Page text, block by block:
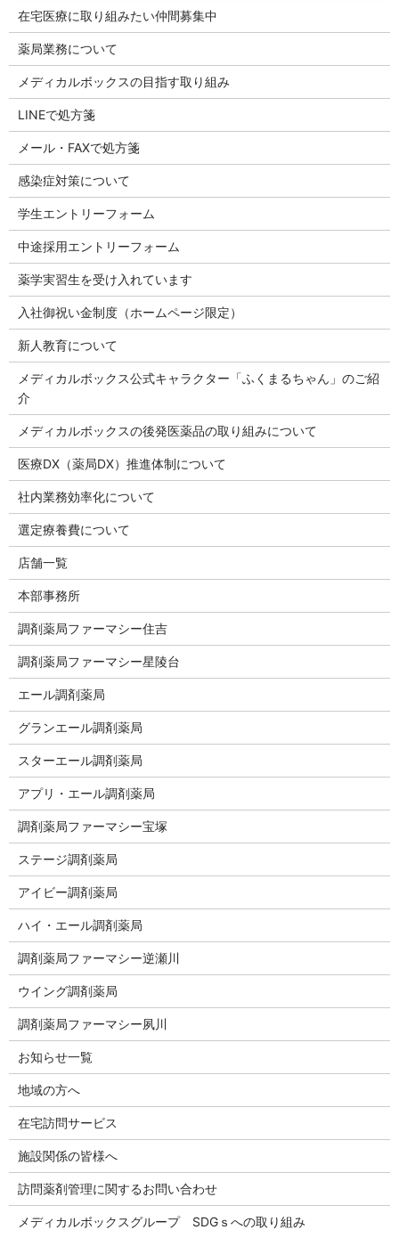
在宅医療に取り組みたい仲間募集中
薬局業務について
メディカルボックスの目指す取り組み
LINEで処方箋
メール・FAXで処方箋
感染症対策について
学生エントリーフォーム
中途採用エントリーフォーム
薬学実習生を受け入れています
入社御祝い金制度（ホームページ限定）
新人教育について
メディカルボックス公式キャラクター「ふくまるちゃん」のご紹
介
メディカルボックスの後発医薬品の取り組みについて
医療DX（薬局DX）推進体制について
社内業務効率化について
選定療養費について
店舗一覧
本部事務所
調剤薬局ファーマシー住吉
調剤薬局ファーマシー星陵台
エール調剤薬局
グランエール調剤薬局
スターエール調剤薬局
アプリ・エール調剤薬局
調剤薬局ファーマシー宝塚
ステージ調剤薬局
アイビー調剤薬局
ハイ・エール調剤薬局
調剤薬局ファーマシー逆瀬川
ウイング調剤薬局
調剤薬局ファーマシー夙川
お知らせ一覧
地域の方へ
在宅訪問サービス
施設関係の皆様へ
訪問薬剤管理に関するお問い合わせ
メディカルボックスグループ SDGｓへの取り組み